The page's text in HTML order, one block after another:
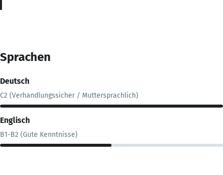
Sprachen
Deutsch
C2 (Verhandlungssicher / Muttersprachlich)
Englisch
B1-B2 (Gute Kenntnisse)